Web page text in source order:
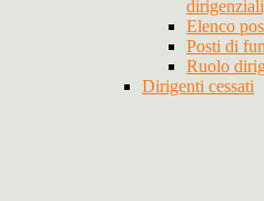
Elenco
Posti di
Ruolo
Dirigenti cessati